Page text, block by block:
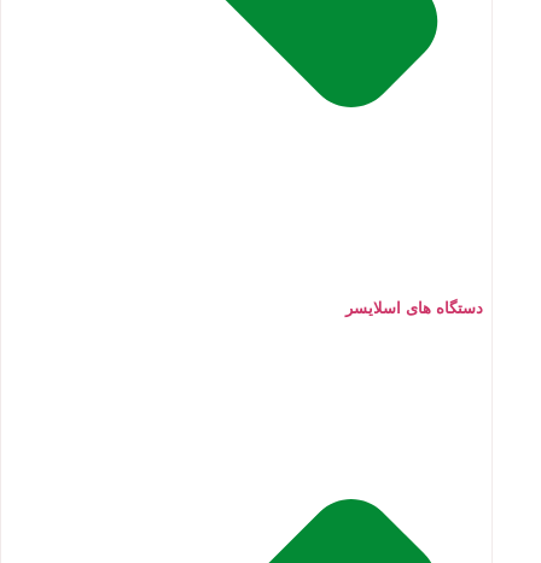
دستگاه های اسلایسر